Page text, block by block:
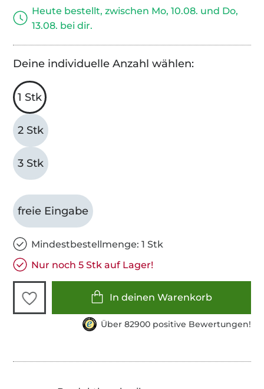
Heute bestellt, zwischen Mo, 10.08. und Do,
13.08. bei dir.
Deine individuelle Anzahl wählen:
1 Stk
2 Stk
3 Stk
freie Eingabe
Mindestbestellmenge: 1 Stk
Nur noch 5 Stk auf Lager!
In deinen Warenkorb
Über 82900 positive Bewertungen!